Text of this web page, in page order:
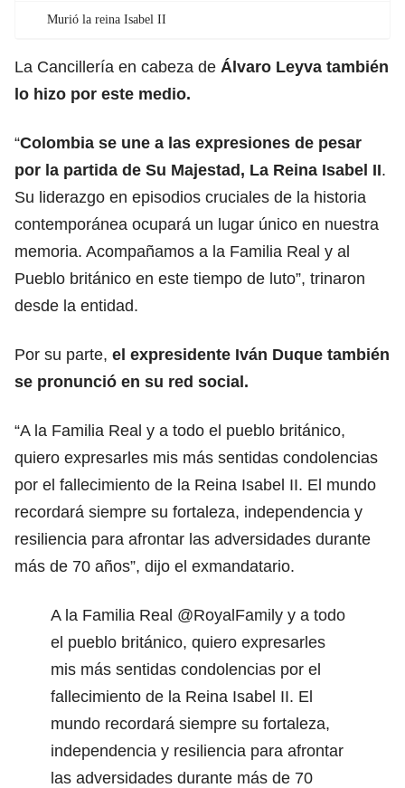
Murió la reina Isabel II
La Cancillería en cabeza de Álvaro Leyva también
lo hizo por este medio.
“Colombia se une a las expresiones de pesar
por la partida de Su Majestad, La Reina Isabel II.
Su liderazgo en episodios cruciales de la historia
contemporánea ocupará un lugar único en nuestra
memoria. Acompañamos a la Familia Real y al
Pueblo británico en este tiempo de luto”, trinaron
desde la entidad.
Por su parte, el expresidente Iván Duque también
se pronunció en su red social.
“A la Familia Real y a todo el pueblo británico,
quiero expresarles mis más sentidas condolencias
por el fallecimiento de la Reina Isabel II. El mundo
recordará siempre su fortaleza, independencia y
resiliencia para afrontar las adversidades durante
más de 70 años”, dijo el exmandatario.
A la Familia Real @RoyalFamily y a todo
el pueblo británico, quiero expresarles
mis más sentidas condolencias por el
fallecimiento de la Reina Isabel II. El
mundo recordará siempre su fortaleza,
independencia y resiliencia para afrontar
las adversidades durante más de 70